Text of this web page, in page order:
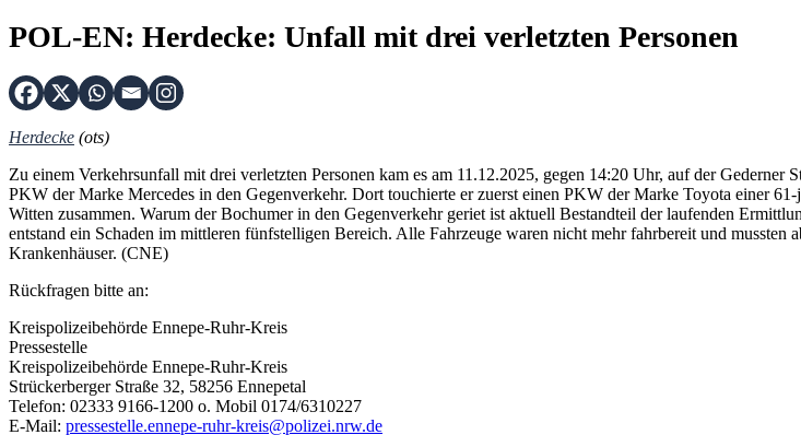
POL-EN: Herdecke: Unfall mit drei verletzten Personen
Herdecke (ots)
Zu einem Verkehrsunfall mit drei verletzten Personen kam es am 11.12.2025, gegen 14:20 Uhr, auf der
PKW der Marke Mercedes in den Gegenverkehr. Dort touchierte er zuerst einen PKW der Marke Toyota einer
Witten zusammen. Warum der Bochumer in den Gegenverkehr geriet ist aktuell Bestandteil der laufenden
entstand ein Schaden im mittleren fünfstelligen Bereich. Alle Fahrzeuge waren nicht mehr fahrbereit und
Krankenhäuser. (CNE)
Rückfragen bitte an:
Kreispolizeibehörde Ennepe-Ruhr-Kreis
Pressestelle
Kreispolizeibehörde Ennepe-Ruhr-Kreis
Strückerberger Straße 32, 58256 Ennepetal
Telefon: 02333 9166-1200 o. Mobil 0174/6310227
E-Mail: pressestelle.ennepe-ruhr-kreis@polizei.nrw.de